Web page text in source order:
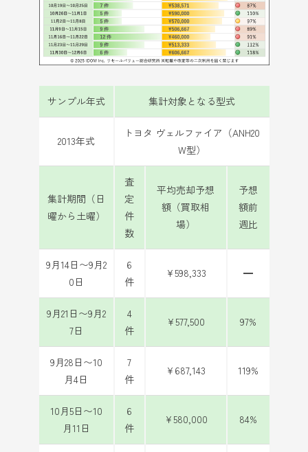
サンプル年式 集計対象となる型式
2013年式
トヨタ ヴェルファイア（ANH20
W型）
集計期間（日
曜から土曜）
査
定
件
数
平均売却予想
額（買取相
場）
予想
額前
週比
9月14日〜9月2
0日
6
件
¥598,333 ━
9月21日〜9月2
7日
4
件
¥577,500 97%
9月28日〜10
月4日
7
件
¥687,143 119%
10月5日〜10
月11日
6
件
¥580,000 84%